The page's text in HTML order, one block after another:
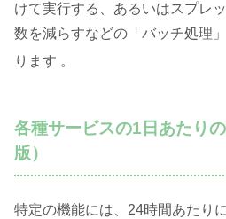
けて実行する、あるいはスプレ
数を減らすなどの「バッチ処理
ります 。
各種サービスの1日あたり
版）
特定の機能には、24時間あたり